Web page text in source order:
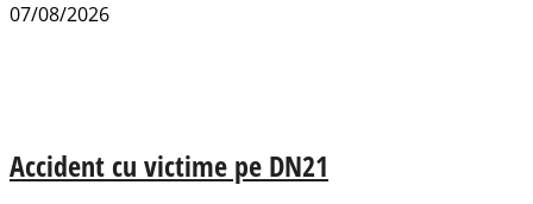
07/08/2026
Accident cu victime pe DN21